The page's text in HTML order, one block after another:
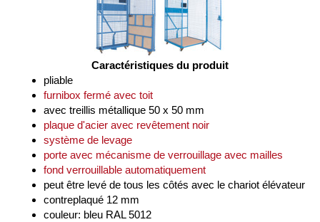
Caractéristiques du produit
pliable
furnibox fermé avec toit
avec treillis métallique 50 x 50 mm
plaque d'acier avec revêtement noir
système de levage
porte avec mécanisme de verrouillage avec mailles
fond verrouillable automatiquement
peut être levé de tous les côtés avec le chariot élévateur
contreplaqué 12 mm
couleur: bleu RAL 5012